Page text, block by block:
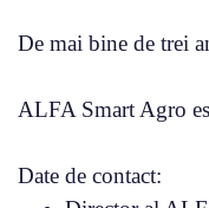
De mai bine de trei
ALFA Smart Agro
Date de contact: